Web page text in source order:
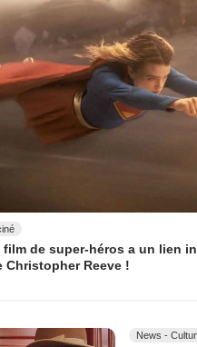
film de super-héros a un lien
Christopher Reeve !
News -